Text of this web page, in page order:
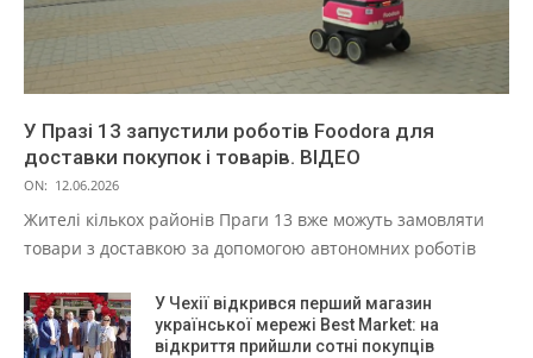
У Празі 13 запустили роботів Foodora для
доставки покупок і товарів. ВІДЕО
ON: 12.06.2026
Жителі кількох районів Праги 13 вже можуть замовляти
товари з доставкою за допомогою автономних роботів
У Чехії відкрився перший магазин
української мережі Best Market: на
відкриття прийшли сотні покупців